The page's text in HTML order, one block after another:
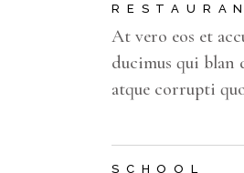
At vero eos et
ducimus qui
atque corrupti
SCHOOL